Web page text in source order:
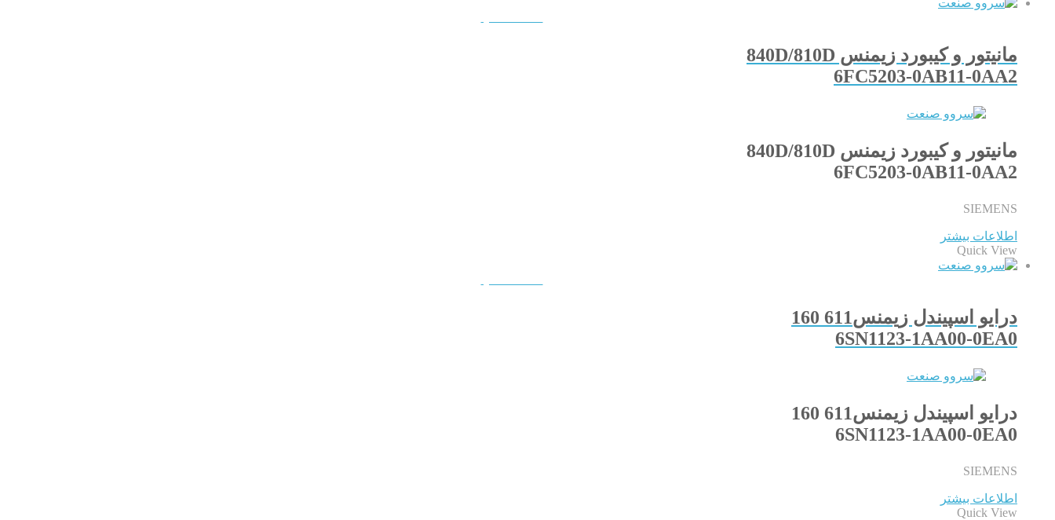
مانیتور و کیبورد زیمنس 840D/810D
6FC5203-0AB11-0AA2
مانیتور و کیبورد زیمنس 840D/810D
6FC5203-0AB11-0AA2
SIEMENS
اطلاعات بیشتر
Quick View
درایو اسپیندل زیمنس611 160
6SN1123-1AA00-0EA0
درایو اسپیندل زیمنس611 160
6SN1123-1AA00-0EA0
SIEMENS
اطلاعات بیشتر
Quick View